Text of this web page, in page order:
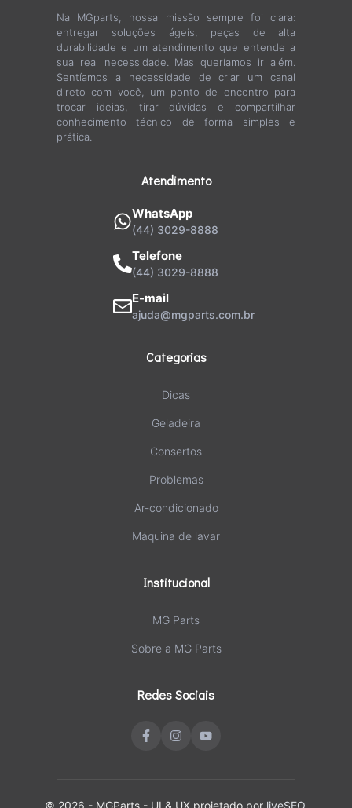
Na MGparts, nossa missão sempre foi clara:
entregar soluções ágeis, peças de alta
durabilidade e um atendimento que entende a
sua real necessidade. Mas queríamos ir além.
Sentíamos a necessidade de criar um canal
direto com você, um ponto de encontro para
trocar ideias, tirar dúvidas e compartilhar
conhecimento técnico de forma simples e
prática.
Atendimento
WhatsApp
(44) 3029-8888
Telefone
(44) 3029-8888
E-mail
ajuda@mgparts.com.br
Categorias
Dicas
Geladeira
Consertos
Problemas
Ar-condicionado
Máquina de lavar
Institucional
MG Parts
Sobre a MG Parts
Redes Sociais
© 2026 - MGParts - UI & UX projetado por liveSEO.